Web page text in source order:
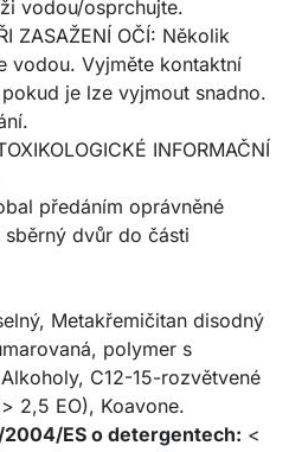
vodou/osprchujte.
ZASAŽENÍ OČÍ: Několik
vodou. Vyjměte kontaktní
je lze vyjmout snadno.
INFORMAČNÍ
předáním oprávněné
dvůr do části
Metakřemičitan disodný
polymer s
C12-15-rozvětvené
2,5 EO), Koavone.
ES o detergentech: <